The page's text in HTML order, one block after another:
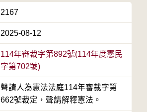
2167
2025-08-12
114年審裁字第892號(114年度憲民
字第702號)
聲請人為憲法法庭114年審裁字第
662號裁定，聲請解釋憲法。